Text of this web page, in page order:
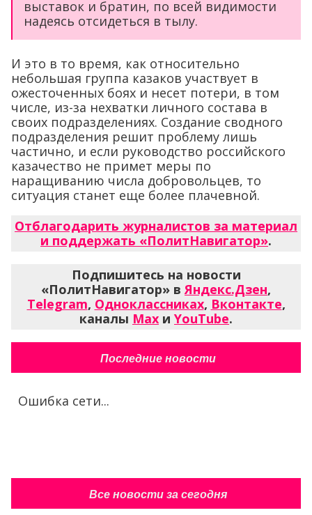
выставок и братин, по всей видимости
надеясь отсидеться в тылу.
И это в то время, как относительно
небольшая группа казаков участвует в
ожесточенных боях и несет потери, в том
числе, из-за нехватки личного состава в
своих подразделениях. Создание сводного
подразделения решит проблему лишь
частично, и если руководство российского
казачество не примет меры по
наращиванию числа добровольцев, то
ситуация станет еще более плачевной.
Отблагодарить журналистов за материал
и поддержать «ПолитНавигатор».
Подпишитесь на новости
«ПолитНавигатор» вЯндекс.Дзен,
Telegram, Одноклассниках, Вконтакте,
каналы Max и YouTube.
Последние новости
Ошибка сети...
Все новости за сегодня